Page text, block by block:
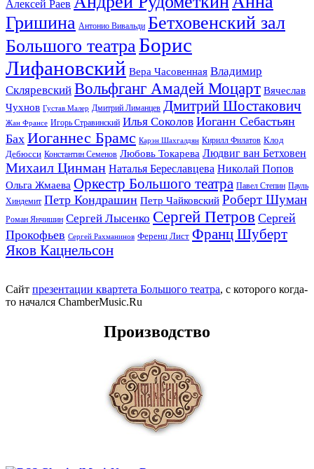
Алексей Раев
Гришина Антонио Вивальди Бетховенский зал
Большого театраБорис
Лифановский Вера Часовенная Владимир
Скляревский Вольфганг Амадей Моцарт Вячеслав
Чухнов Густав Малер Дмитрий Лиманцев Дмитрий Шостакович
Жан Франсе Игорь Стравинский Илья Соколов Иоганн Себастьян
Бах Иоганнес Брамс Карэн Шахгалдян Кирилл Филатов Клод
Дебюсси Константин Семенов Любовь Токарева Людвиг ван Бетховен
Михаил Цинман Наталья Береславцева Николай Попов
Ольга Жмаева Оркестр Большого театра Павел Степин Пауль
Хиндемит Петр Кондрашин Петр Чайковский Роберт Шуман
Роман Янчишин Сергей Лысенко Сергей Петров Сергей
Прокофьев Сергей Рахманинов Ференц Лист Франц Шуберт
Яков Кацнельсон
Сайт презентации квартета Большого театра, с которого когда-
то начался ChamberMusic.Ru
Производство